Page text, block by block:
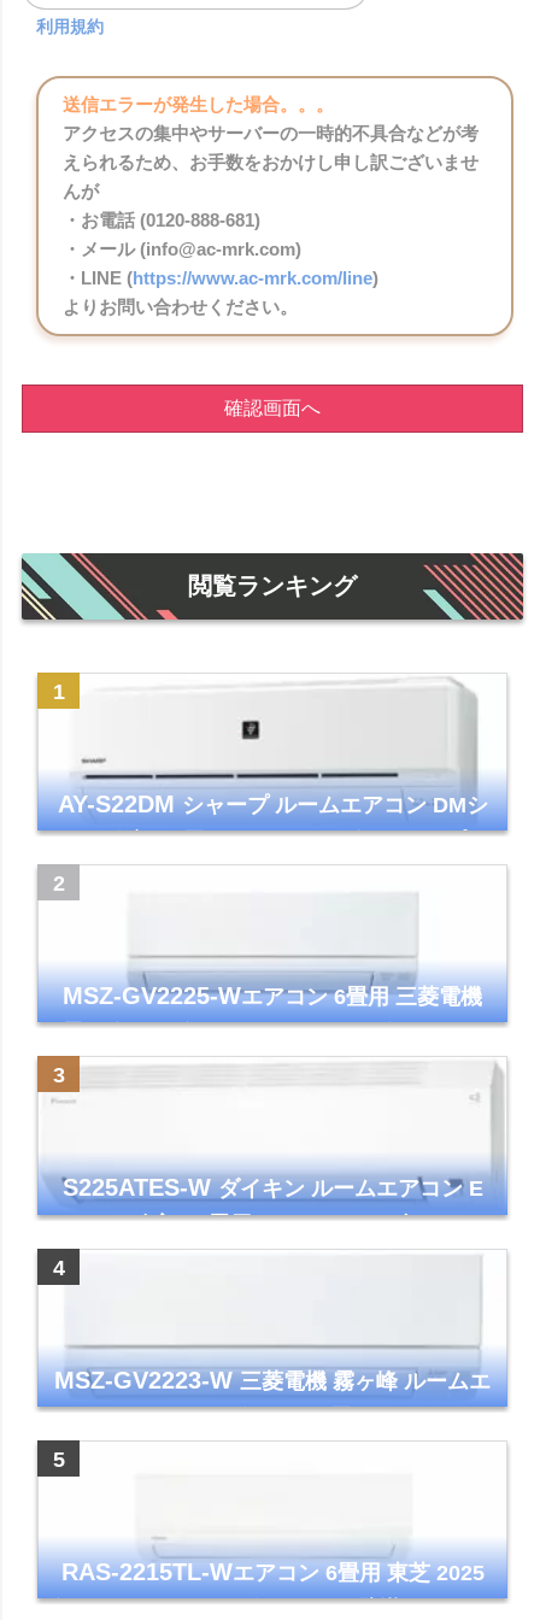
利用規約
送信エラーが発生した場合。。。
アクセスの集中やサーバーの一時的不具合などが考
えられるため、お手数をおかけし申し訳ございませ
んが
・お電話 (0120-888-681)
・メール (info@ac-mrk.com)
・LINE (https://www.ac-mrk.com/line)
よりお問い合わせください。
確認画面へ
閲覧ランキング
AY-S22DMシャープ ルームエアコン DMシ
リーズ 主に6畳 ホワイト 2024年モデル プラ
MSZ-GV2225-Wエアコン 6畳用 三菱電機
霧ヶ峰 2025年モデル GVシリーズ ピュアホ
ワイト 清潔 除湿 単相100V
S225ATES-Wダイキン ルームエアコン E
シリーズ 主に6畳用 ホワイト 2025年モデル
MSZ-GV2223-W三菱電機 霧ヶ峰 ルームエ
アコン GVシリーズ おもに6畳用 ピュアホワ
RAS-2215TL-Wエアコン 6畳用 東芝 2025
年モデル TLシリーズ ホワイト 壁掛け クーラ